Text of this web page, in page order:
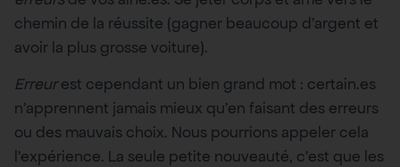
chemin de la réussite (gagner beaucoup d’argent et
avoir la plus grosse voiture).
Erreurest cependant un bien grand mot : certain.es
n’apprennent jamais mieux qu’en faisant des erreurs
ou des mauvais choix. Nous pourrions appeler cela
l’expérience. La seule petite nouveauté, c’est que les